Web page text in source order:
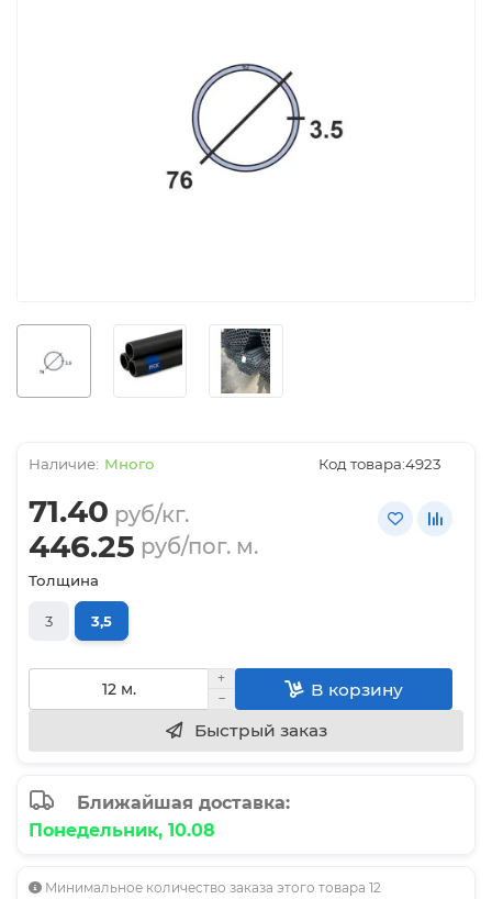
Много Код товара:4923
71.40 руб/кг.
446.25 руб/пог. м.
Толщина
3 3,5
В корзину
Быстрый заказ
Ближайшая доставка:
Понедельник, 10.08
Минимальное количество заказа этого товара 12